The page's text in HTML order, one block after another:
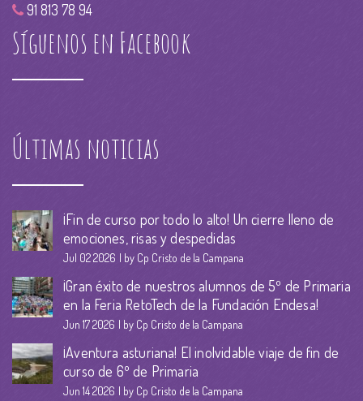
91 813 78 94
Síguenos en Facebook
Últimas noticias
¡Fin de curso por todo lo alto! Un cierre lleno de
emociones, risas y despedidas
Jul 02 2026 by Cp Cristo de la Campana
¡Gran éxito de nuestros alumnos de 5º de Primaria
en la Feria RetoTech de la Fundación Endesa!
Jun 17 2026 by Cp Cristo de la Campana
¡Aventura asturiana! El inolvidable viaje de fin de
curso de 6º de Primaria
Jun 14 2026 by Cp Cristo de la Campana